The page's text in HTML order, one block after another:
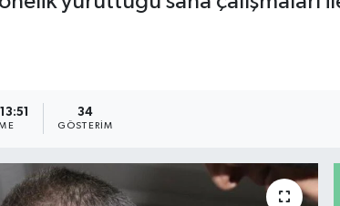
34
GÖSTERIM